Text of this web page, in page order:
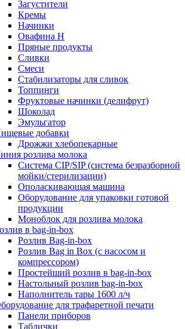
Загустители
Кремы
Начинки
Овафина Н
Пряные продукты
Сливки
Смеси
Стабилизаторы для сливок
Топпинги
Фруктовые начинки (делифрут)
Шоколад
Эмульгатор
добавки
Дрожжи хлебопекарные
розлива молока
Система CIP/SIP (система безразборной
мойки/стерилизации)
Ополаскивающая машина
Оборудование для упаковки готовой
продукции
Моноблок для розлива молока
в bag-in-box
Розлив Bag-in-box
Розлив Bag in Box (с насосом и
компрессором)
Простейший розлив в bag-in-box
Настольный розлив bag-in-box
Наполнитель тары 1600 л/ч
для трафаретной печати
Панели приборов
Таблички